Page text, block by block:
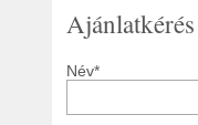
Ajánlatkérés
Név*